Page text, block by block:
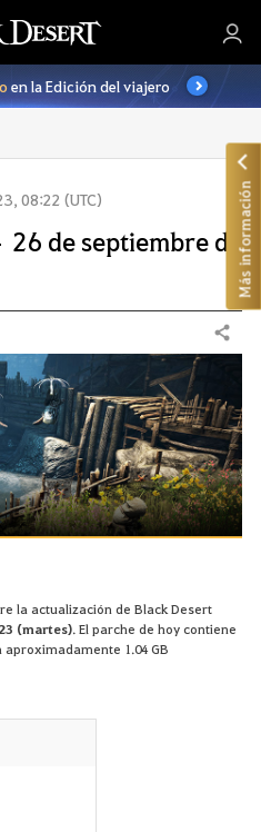
en la Edición del viajero
08:22 (UTC)
de septiembre de
Compartir
la actualización de Black Desert
(martes). El parche de hoy contiene
1.04 GB
Más información